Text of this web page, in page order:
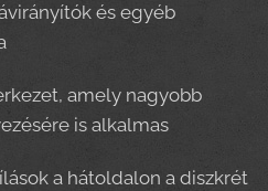
és egyéb
amely nagyobb
is alkalmas
a hátoldalon a diszkrét